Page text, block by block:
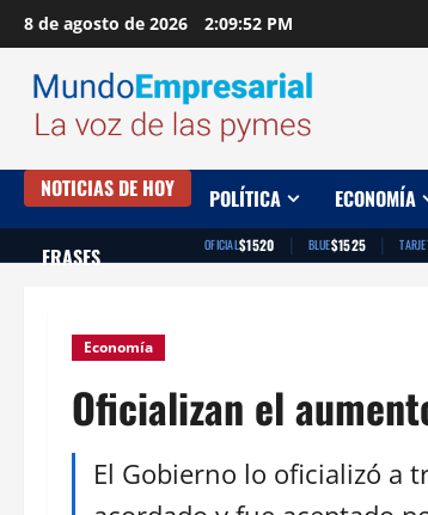
Saltar
al
contenido
8 de agosto de 2026 2:09:53 PM
NOTICIAS DE HOY POLÍTICA ECONOMÍA
FRASES OFICIAL$1520 | BLUE$1525 |
Economía
Oficializan el
El Gobierno lo oficializó a